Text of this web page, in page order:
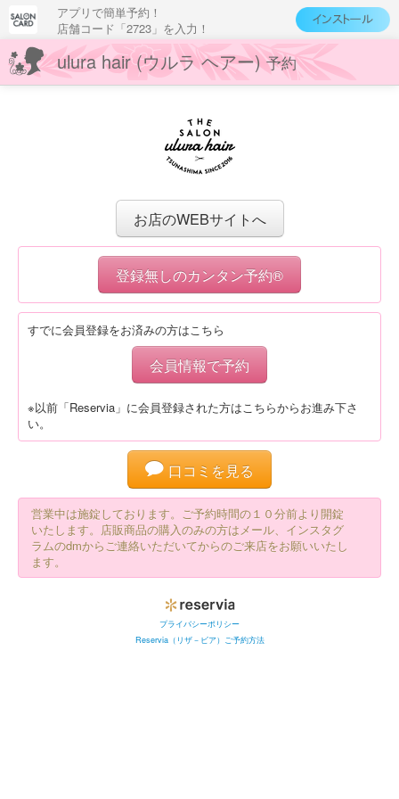
アプリで簡単予約！
店舗コード「2723」を入力！
ulura hair (ウルラ ヘアー)予約
お店のWEBサイトへ
登録無しのカンタン予約®
すでに会員登録をお済みの方はこちら
会員情報で予約
※以前「Reservia」に会員登録された方はこちらからお進み下さ
い。
口コミを見る
営業中は施錠しております。ご予約時間の１０分前より開錠
いたします。店販商品の購入のみの方はメール、インスタグ
ラムのdmからご連絡いただいてからのご来店をお願いいたし
ます。
プライバシーポリシー
Reservia（リザ－ビア）ご予約方法